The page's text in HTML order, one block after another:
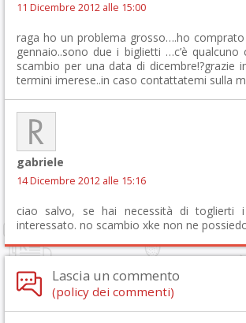
11 Dicembre 2012 alle 15:00
raga ho un problema grosso….ho
gennaio..sono due i biglietti …c’è
scambio per una data di dicembre!?grazie
termini imerese..in caso contattatemi sulla
gabriele
14 Dicembre 2012 alle 15:16
ciao salvo, se hai necessità di toglierti
interessato. no scambio xke non ne
Lascia un commento
(policy dei commenti)